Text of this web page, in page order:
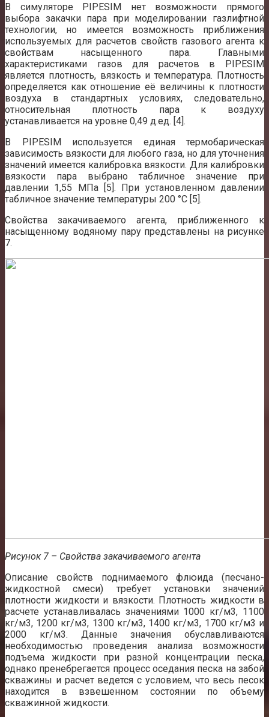
В симуляторе PIPESIM нет возможности прямого
выбора закачки пара при моделировании газлифтной
технологии, но имеется возможность приближения
используемых для расчетов свойств газового агента к
свойствам насыщенного пара. Главными
характеристиками газов для расчетов в PIPESIM
является плотность, вязкость и температура. Плотность
определяется как отношение её величины к плотности
воздуха в стандартных условиях, следовательно,
относительная плотность пара к воздуху
устанавливается на уровне 0,49 д.ед. [4].
В PIPESIM используется единая термобарическая
зависимость вязкости для любого газа, но для уточнения
значений имеется калибровка вязкости. Для калибровки
вязкости пара выбрано табличное значение при
давлении 1,55 МПа [5]. При установленном давлении
табличное значение температуры 200 °С [5].
Свойства закачиваемого агента, приближенного к
насыщенному водяному пару представлены на рисунке
7.
Рисунок 7 – Свойства закачиваемого агента
Описание свойств поднимаемого флюида (песчано-
жидкостной смеси) требует установки значений
плотности жидкости и вязкости. Плотность жидкости в
расчете устанавливалась значениями 1000 кг/м3, 1100
кг/м3, 1200 кг/м3, 1300 кг/м3, 1400 кг/м3, 1700 кг/м3 и
2000 кг/м3. Данные значения обуславливаются
необходимостью проведения анализа возможности
подъема жидкости при разной концентрации песка,
однако пренебрегается процесс оседания песка на забой
скважины и расчет ведется с условием, что весь песок
находится в взвешенном состоянии по объему
скважинной жидкости.